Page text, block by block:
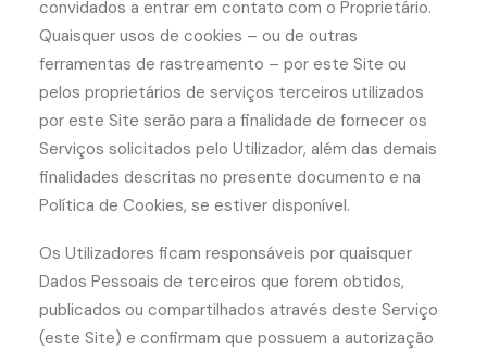
convidados a entrar em contato com o Proprietário.
Quaisquer usos de cookies – ou de outras
ferramentas de rastreamento – por este Site ou
pelos proprietários de serviços terceiros utilizados
por este Site serão para a finalidade de fornecer os
Serviços solicitados pelo Utilizador, além das demais
finalidades descritas no presente documento e na
Política de Cookies, se estiver disponível.
Os Utilizadores ficam responsáveis por quaisquer
Dados Pessoais de terceiros que forem obtidos,
publicados ou compartilhados através deste Serviço
(este Site) e confirmam que possuem a autorização